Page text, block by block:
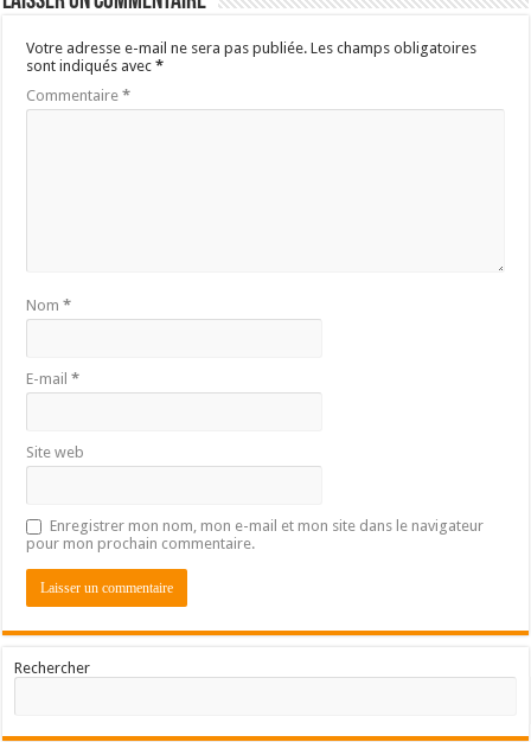
Votre adresse e-mail ne sera pas publiée. Les champs obligatoires
sont indiqués avec*
Commentaire*
Nom*
E-mail*
Site web
Enregistrer mon nom, mon e-mail et mon site dans le navigateur
pour mon prochain commentaire.
Rechercher